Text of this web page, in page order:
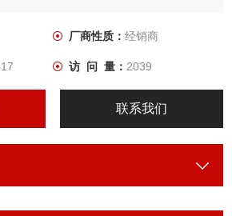
厂商性质： 经销商
访 问 量： 2039
联系我们